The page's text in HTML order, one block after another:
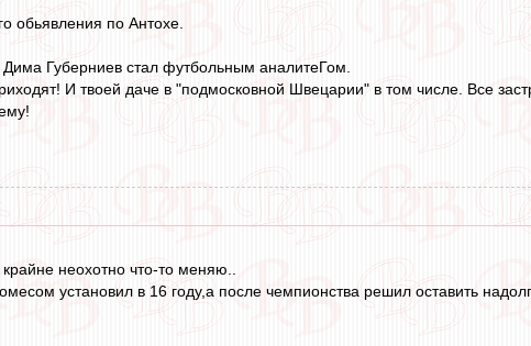
обьявления по Антохе.
Дима Губерниев стал футбольным аналитеГом.
И твоей даче в "подмосковной Швецарии" в том числе. Все
неохотно что-то меняю..
установил в 16 году,а после чемпионства решил оставить